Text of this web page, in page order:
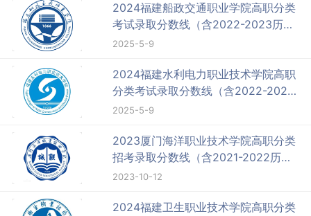
2024福建船政交通职业学院高职分类
考试录取分数线（含2022-2023历
年）
2025-5-9
2024福建水利电力职业技术学院高职
分类考试录取分数线（含2022-2023
历年）
2025-5-9
2023厦门海洋职业技术学院高职分类
招考录取分数线（含2021-2022历
年）
2023-10-12
2024福建卫生职业技术学院高职分类